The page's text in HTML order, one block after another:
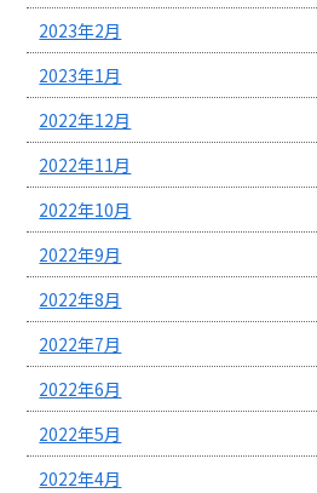
2023年2月
2023年1月
2022年12月
2022年11月
2022年10月
2022年9月
2022年8月
2022年7月
2022年6月
2022年5月
2022年4月